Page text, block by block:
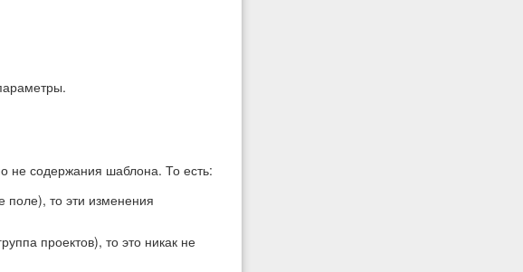
не содержания шаблона. То есть:
то эти изменения
проектов), то это никак не